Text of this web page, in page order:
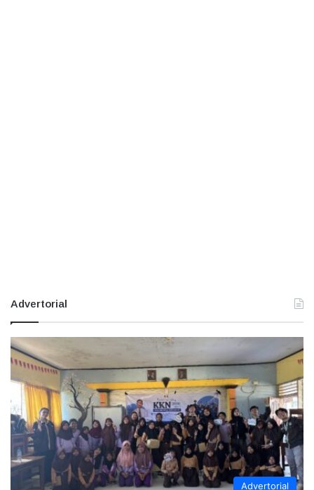
Advertorial
Advertorial